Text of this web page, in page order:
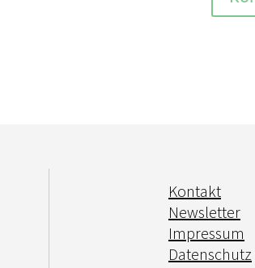
Kontakt
Newsletter
Impressum
Datenschutz